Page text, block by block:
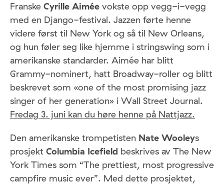
Franske Cyrille Aimée vokste opp vegg-i-vegg
med en Django-festival. Jazzen førte henne
videre først til New York og så til New Orleans,
og hun føler seg like hjemme i stringswing som i
amerikanske standarder. Aimée har blitt
Grammy-nominert, hatt Broadway-roller og blitt
beskrevet som «one of the most promising jazz
singer of her generation» i Wall Street Journal.
Fredag 3. juni kan du høre henne på Nattjazz.
Den amerikanske trompetisten Nate Wooleys
prosjekt Columbia Icefield beskrives av The New
York Times som “The prettiest, most progressive
campfire music ever”. Med dette prosjektet,